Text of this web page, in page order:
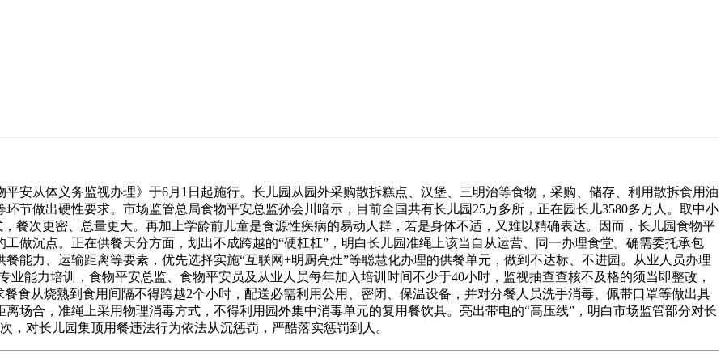
从体义务监视办理》于6月1日起施行。长儿园从园外采购散拆糕点、汉堡、三明治等食物，采购、储存、利用散拆食用油
节做出硬性要求。市场监管总局食物平安总监孙会川暗示，目前全国共有长儿园25万多所，正在园长儿3580多万人。取中小
餐次更密、总量更大。再加上学龄前儿童是食源性疾病的易动人群，若是身体不适，又难以精确表达。因而，长儿园食物平
做沉点。正在供餐天分方面，划出不成跨越的“硬杠杠”，明白长儿园准绳上该当自从运营、同一办理食堂。确需委托承包
能力、运输距离等要素，优先选择实施“互联网+明厨亮灶”等聪慧化办理的供餐单元，做到不达标、不进园。从业人员办理
业能力培训，食物平安总监、食物平安员及从业人员每年加入培训时间不少于40小时，监视抽查查核不及格的须当即整改，
食从烧熟到食用间隔不得跨越2个小时，配送必需利用公用、密闭、保温设备，并对分餐人员洗手消毒、佩带口罩等做出具
场合，准绳上采用物理消毒方式，不得利用园外集中消毒单元的复用餐饮具。亮出带电的“高压线”，明白市场监管部分对长
对长儿园集顶用餐违法行为依法从沉惩罚，严酷落实惩罚到人。